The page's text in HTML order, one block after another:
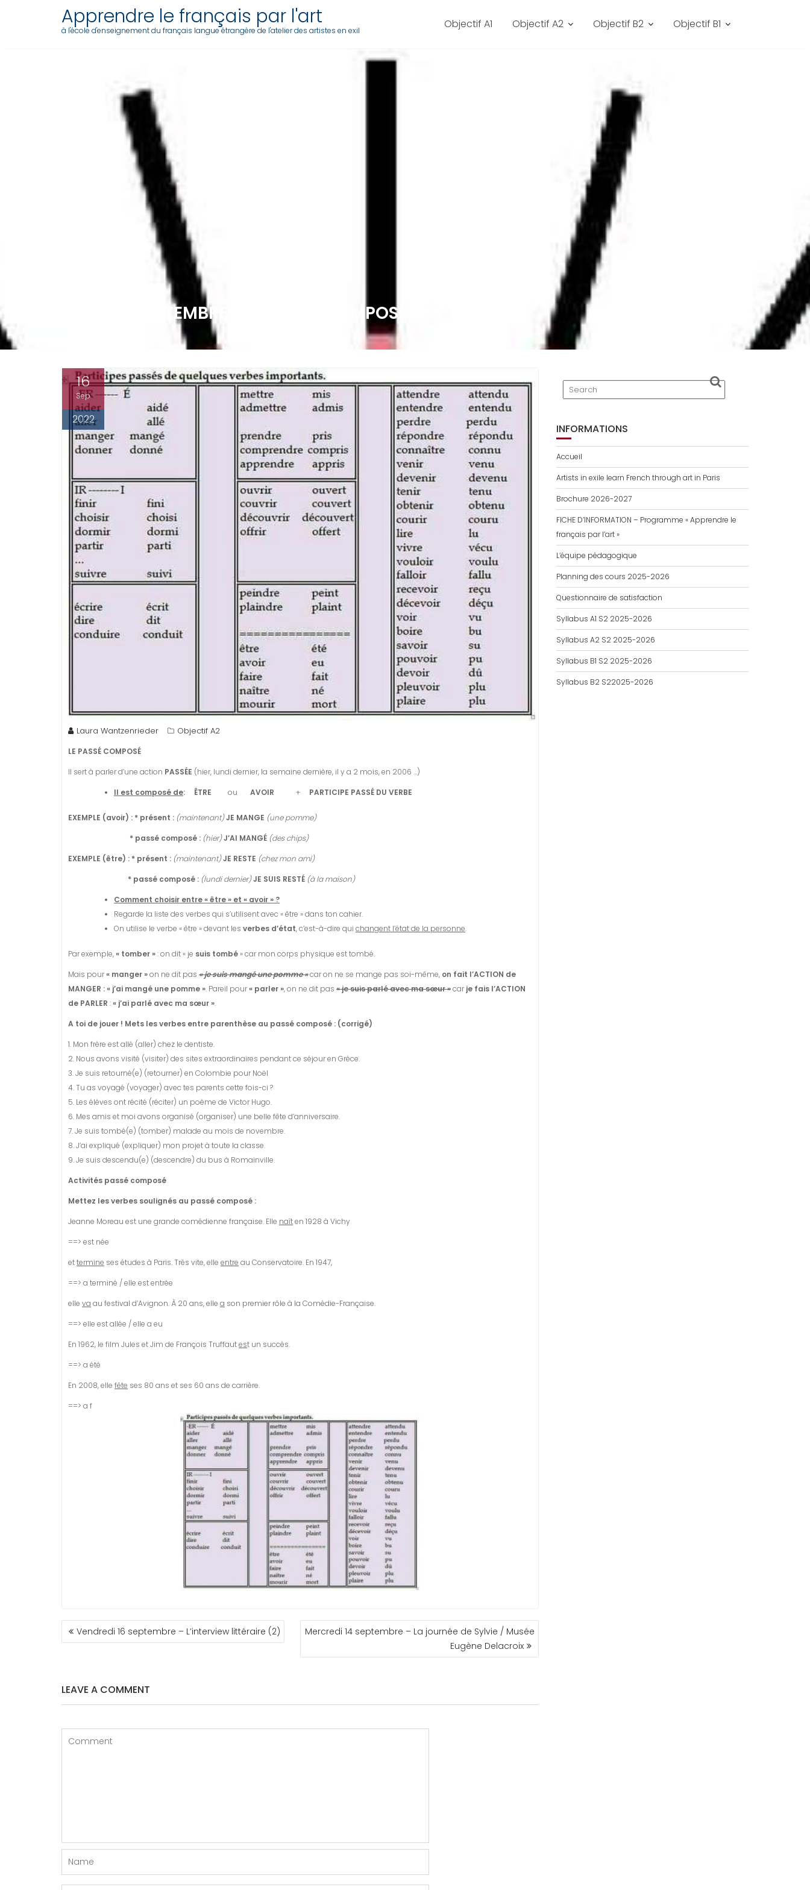
Apprendre le français par l'art
à l'école d'enseignement du français langue étrangère de l'atelier des artistes en exil Objectif A1 Objectif A2 Objectif B2 Objectif B1
LUNDI 12 SEPTEMBRE – LE PASSÉ COMPOSÉ
16
Sep
2022
Laura Wantzenrieder Objectif A2
LE PASSÉ COMPOSÉ
Il sert à parler d’une action PASSÉE (hier, lundi dernier, la semaine dernière, il y a 2 mois, en 2006 …)
Il est composé de: ÊTRE ou AVOIR + PARTICIPE PASSÉ DU VERBE
EXEMPLE (avoir) : * présent : (maintenant)JE MANGE (une pomme)
* passé composé : (hier)J’AI MANGÉ (des chips)
EXEMPLE (être) : * présent : (maintenant)JE RESTE (chez mon ami)
* passé composé : (lundi dernier)JE SUIS RESTÉ (à la maison)
Comment choisir entre « être » et « avoir » ?
Regarde la liste des verbes qui s’utilisent avec « être » dans ton cahier.
On utilise le verbe « être » devant les verbes d’état, c’est-à-dire qui changent l’état de la personne.
Par exemple,« tomber »: on dit « je suis tombé » car mon corps physique est tombé.
Mais pour« manger »on ne dit pas « je suis mangé une pomme »car on ne se mange pas soi-même, on fait l’ACTION de
MANGER : « j’ai mangé une pomme ». Pareil pour« parler », on ne dit pas « je suis parlé avec ma sœur »car je fais l’ACTION
de PARLER :« j’ai parlé avec ma sœur ».
A toi de jouer ! Mets les verbes entre parenthèse au passé composé : (corrigé)
1. Mon frère est allé (aller) chez le dentiste.
2. Nous avons visité (visiter) des sites extraordinaires pendant ce séjour en Grèce.
3. Je suis retourné(e) (retourner) en Colombie pour Noël
4. Tu as voyagé (voyager) avec tes parents cette fois-ci ?
5. Les élèves ont récité (réciter) un poème de Victor Hugo.
6. Mes amis et moi avons organisé (organiser) une belle fête d’anniversaire.
7. Je suis tombé(e) (tomber) malade au mois de novembre.
8. J’ai expliqué (expliquer) mon projet à toute la classe.
9. Je suis descendu(e) (descendre) du bus à Romainville.
Activités passé composé
Mettez les verbes soulignés au passé composé :
Jeanne Moreau est une grande comédienne française. Elle naîten 1928 à Vichy
==> est née
ettermine ses études à Paris. Très vite, elle entre au Conservatoire. En 1947,
==> a terminé / elle est entrée
elle va au festival d’Avignon. À 20 ans, elle a son premier rôle à la Comédie-Française.
==> elle est allée / elle a eu
En 1962, le film Jules et Jim de François Truffautest un succès.
==> a été
En 2008, elle fête ses 80 ans et ses 60 ans de carrière.
==> a f
NAVIGATION
DEVendredi 16 septembre – L’interview littéraire (2)
Mercredi 14 septembre – La journée de Sylvie / Musée
Eugène Delacroix
LEAVE A COMMENT
INFORMATIONS
Accueil
Artists in exile learn French through art in Paris
Brochure 2026-2027
FICHE D’INFORMATION – Programme « Apprendre le
français par l’art »
L’équipe pédagogique
Planning des cours 2025-2026
Questionnaire de satisfaction
Syllabus A1 S2 2025-2026
Syllabus A2 S2 2025-2026
Syllabus B1 S2 2025-2026
Syllabus B2 S22025-2026